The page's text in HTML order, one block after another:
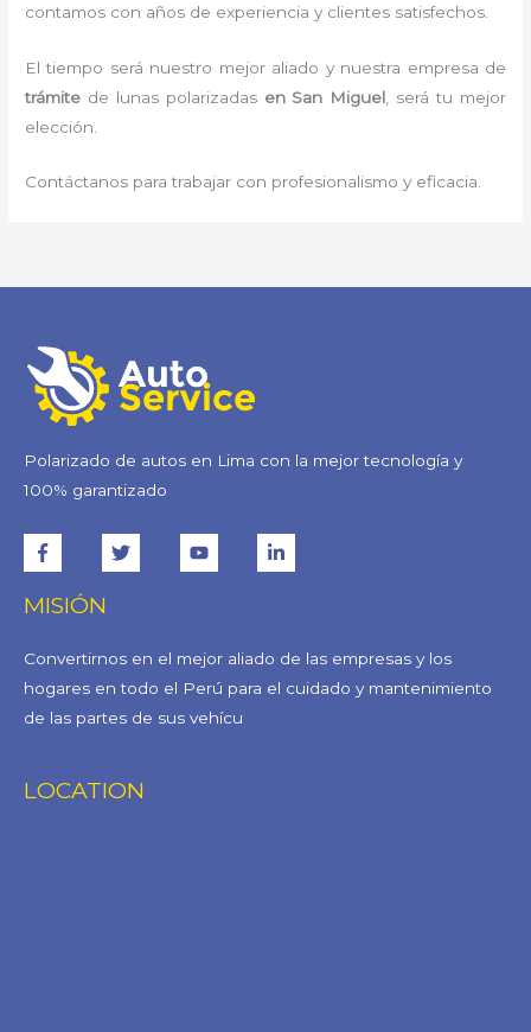
contamos con años de experiencia y clientes satisfechos.
El tiempo será nuestro mejor aliado y nuestra empresa de
trámite de lunas polarizadasen San Miguel , será tu mejor
elección.
Contáctanos para trabajar con profesionalismo y eficacia.
Polarizado de autos en Lima con la mejor tecnología y
100% garantizado
MISIÓN
Convertirnos en el mejor aliado de las empresas y los
hogares en todo el Perú para el cuidado y mantenimiento
de las partes de sus vehícu
LOCATION